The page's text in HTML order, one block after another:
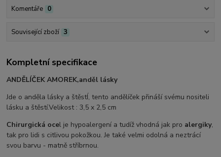
Komentáře 0
Související zboží 3
Kompletní specifikace
ANDĚLÍČEK AMOREK,anděl lásky
Jde o anděla lásky a štěstÍ, tento andělíček přináší svému nositeli
lásku a štěstí.Velikost : 3,5 x 2,5 cm
Chirurgická ocel je hypoalergení a tudíž vhodná jak pro alergiky,
tak pro lidi s citlivou pokožkou. Je také velmi odolná a neztrácí
svou barvu - matně stříbrnou.